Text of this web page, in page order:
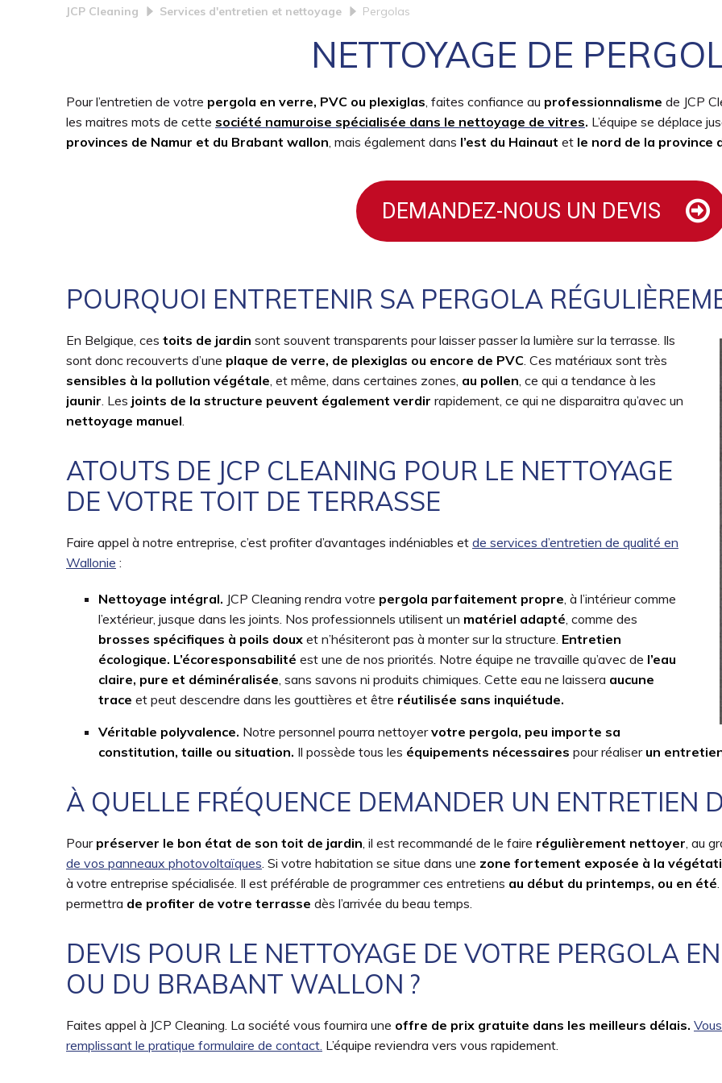
JCP Cleaning Services d'entretien et nettoyage Pergolas
NETTOYAGE DE
Pour l’entretien de votre pergola en verre, PVC ou plexiglas, faites confiance au professionnalisme de JCP
les maitres mots de cette société namuroise spécialisée dans le nettoyage de vitres. L’équipe se déplace
provinces de Namur et du Brabant wallon, mais également dans l’est du Hainaut et le nord de la province
DEMANDEZ-NOUS UN DEVIS
POURQUOI ENTRETENIR SA PERGOLA
En Belgique, ces toits de jardin sont souvent transparents pour laisser passer la lumière sur la terrasse. Ils
sont donc recouverts d’une plaque de verre, de plexiglas ou encore de PVC. Ces matériaux sont très
sensibles à la pollution végétale, et même, dans certaines zones, au pollen, ce qui a tendance à les
jaunir. Les joints de la structure peuvent également verdir rapidement, ce qui ne disparaitra qu’avec un
nettoyage manuel.
ATOUTS DE JCP CLEANING POUR LE NETTOYAGE
DE VOTRE TOIT DE TERRASSE
Faire appel à notre entreprise, c’est profiter d’avantages indéniables et de services d’entretien de qualité en
Wallonie :
Nettoyage intégral. JCP Cleaning rendra votre pergola parfaitement propre, à l’intérieur comme
l’extérieur, jusque dans les joints. Nos professionnels utilisent un matériel adapté, comme des
brosses spécifiques à poils doux et n’hésiteront pas à monter sur la structure. Entretien
écologique. L’écoresponsabilité est une de nos priorités. Notre équipe ne travaille qu’avec de l’eau
claire, pure et déminéralisée, sans savons ni produits chimiques. Cette eau ne laissera aucune
trace et peut descendre dans les gouttières et être réutilisée sans inquiétude.
Véritable polyvalence. Notre personnel pourra nettoyervotre pergola, peu importe sa
constitution, taille ou situation. Il possède tous les équipements nécessaires pour réaliser un
À QUELLE FRÉQUENCE DEMANDER UN ENTRETIEN
Pour préserver le bon état de son toit de jardin, il est recommandé de le faire régulièrement nettoyer, au
de vos panneaux photovoltaïques. Si votre habitation se situe dans une zone fortement exposée à la
à votre entreprise spécialisée. Il est préférable de programmer ces entretiens au début du printemps, ou en été
permettra de profiter de votre terrasse dès l’arrivée du beau temps.
DEVIS POUR LE NETTOYAGE DE VOTRE PERGOLA
OU DU BRABANT WALLON ?
Faites appel à JCP Cleaning. La société vous fournira une offre de prix gratuite dans les meilleurs délais.
remplissant le pratique formulaire de contact. L’équipe reviendra vers vous rapidement.